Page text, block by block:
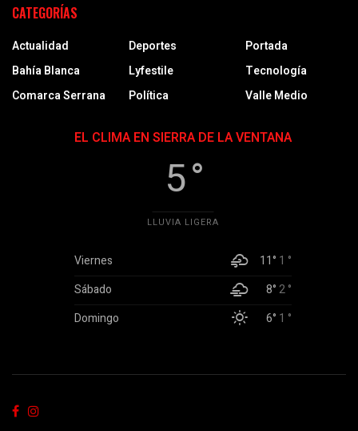
CATEGORÍAS
Actualidad
Bahía Blanca
Comarca Serrana
Deportes
Lyfestile
Política
Portada
Tecnología
Valle Medio
EL CLIMA EN SIERRA DE LA VENTANA
5 °
LLUVIA LIGERA
Viernes 11° 1 °
Sábado
8°2 °
Domingo
6° 1 °